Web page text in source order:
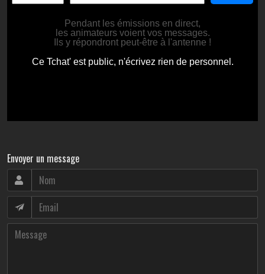
Envoyer un message